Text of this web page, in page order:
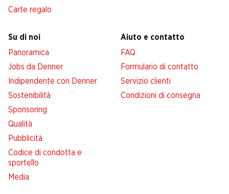
Carte regalo
Su di noi
Panoramica
Jobs da Denner
Indipendente con Denner
Sostenibilità
Sponsoring
Qualità
Pubblicità
Codice di condotta e
sportello
Media
Aiuto e contatto
FAQ
Formulario di contatto
Servizio clienti
Condizioni di consegna